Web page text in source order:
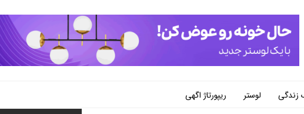
زندگی لوستر ریپورتاژ اگهی